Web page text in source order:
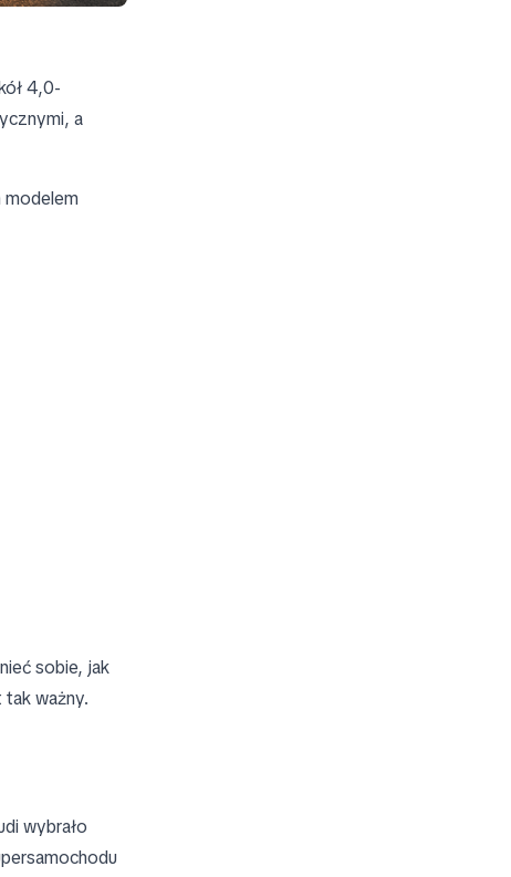
4,0-
a
sobie, jak
tak ważny.
wybrało